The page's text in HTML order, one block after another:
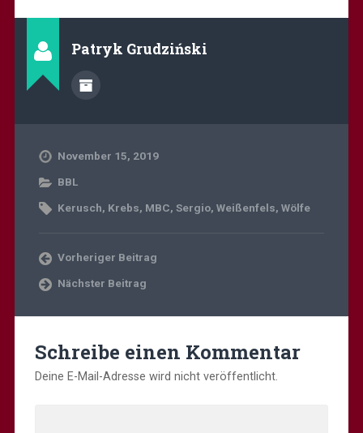
Patryk Grudziński
November 15, 2019
BBL
Kerusch, Krebs, MBC, Sergio, Weißenfels, Wölfe
Vorheriger Beitrag
Nächster Beitrag
Schreibe einen Kommentar
Deine E-Mail-Adresse wird nicht veröffentlicht.